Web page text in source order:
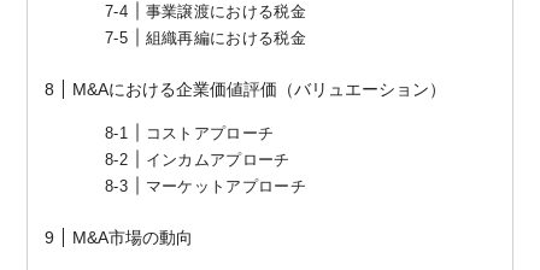
事業譲渡における税金
組織再編における税金
M&Aにおける企業価値評価（バリュエーション）
コストアプローチ
インカムアプローチ
マーケットアプローチ
M&A市場の動向